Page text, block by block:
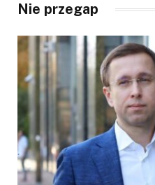
Nie przegap